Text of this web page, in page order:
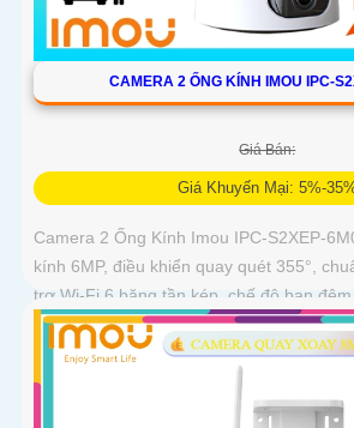
CAMERA 2 ỐNG KÍNH IMOU IPC-
Giá Bán:
Giá Khuyến Mại: 5%-
Camera 2 Ống Kính Imou IPC-S2XEP-
kính 6MP, điều khiển quay quét 355°,
trợ Wi-Fi 6 băng tần kép, chế độ ban
hiện người, thú cưng, âm thanh bất
bằng còi và đèn tùy chỉnh, lưu trữ đến